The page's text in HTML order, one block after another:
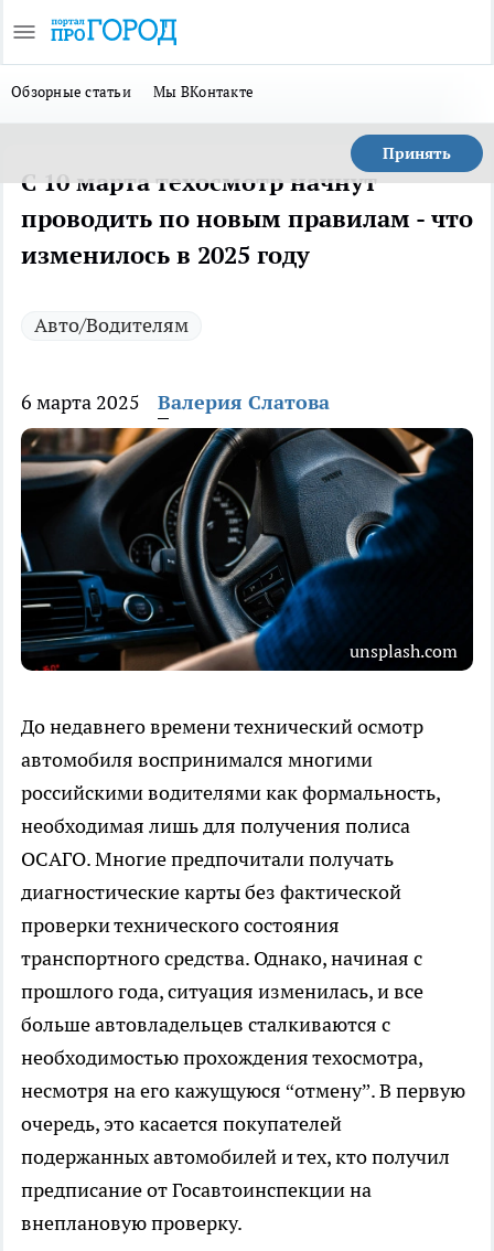
Обзорные статьи Мы ВКонтакте
Принять
С 10 марта техосмотр начнут
проводить по новым правилам - что
изменилось в 2025 году
Авто/Водителям
6 марта 2025 Валерия Слатова
unsplash.com
До недавнего времени технический осмотр
автомобиля воспринимался многими
российскими водителями как формальность,
необходимая лишь для получения полиса
ОСАГО. Многие предпочитали получать
диагностические карты без фактической
проверки технического состояния
транспортного средства. Однако, начиная с
прошлого года, ситуация изменилась, и все
больше автовладельцев сталкиваются с
необходимостью прохождения техосмотра,
несмотря на его кажущуюся “отмену”. В первую
очередь, это касается покупателей
подержанных автомобилей и тех, кто получил
предписание от Госавтоинспекции на
внеплановую проверку.